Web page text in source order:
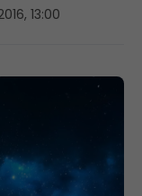
13:00